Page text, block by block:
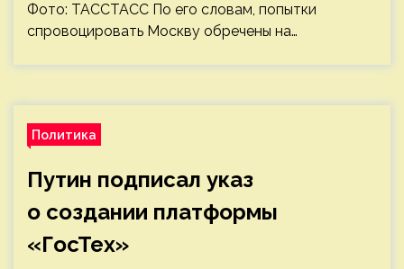
Фото: ТАССТАСС По его словам, попытки
спровоцировать Москву обречены на…
Политика
Путин подписал указ
о создании платформы
«ГосТех»